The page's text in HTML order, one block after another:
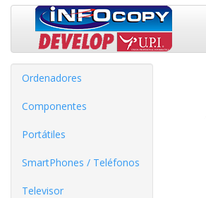
Ordenadores
Componentes
Portátiles
SmartPhones / Teléfonos
Televisor